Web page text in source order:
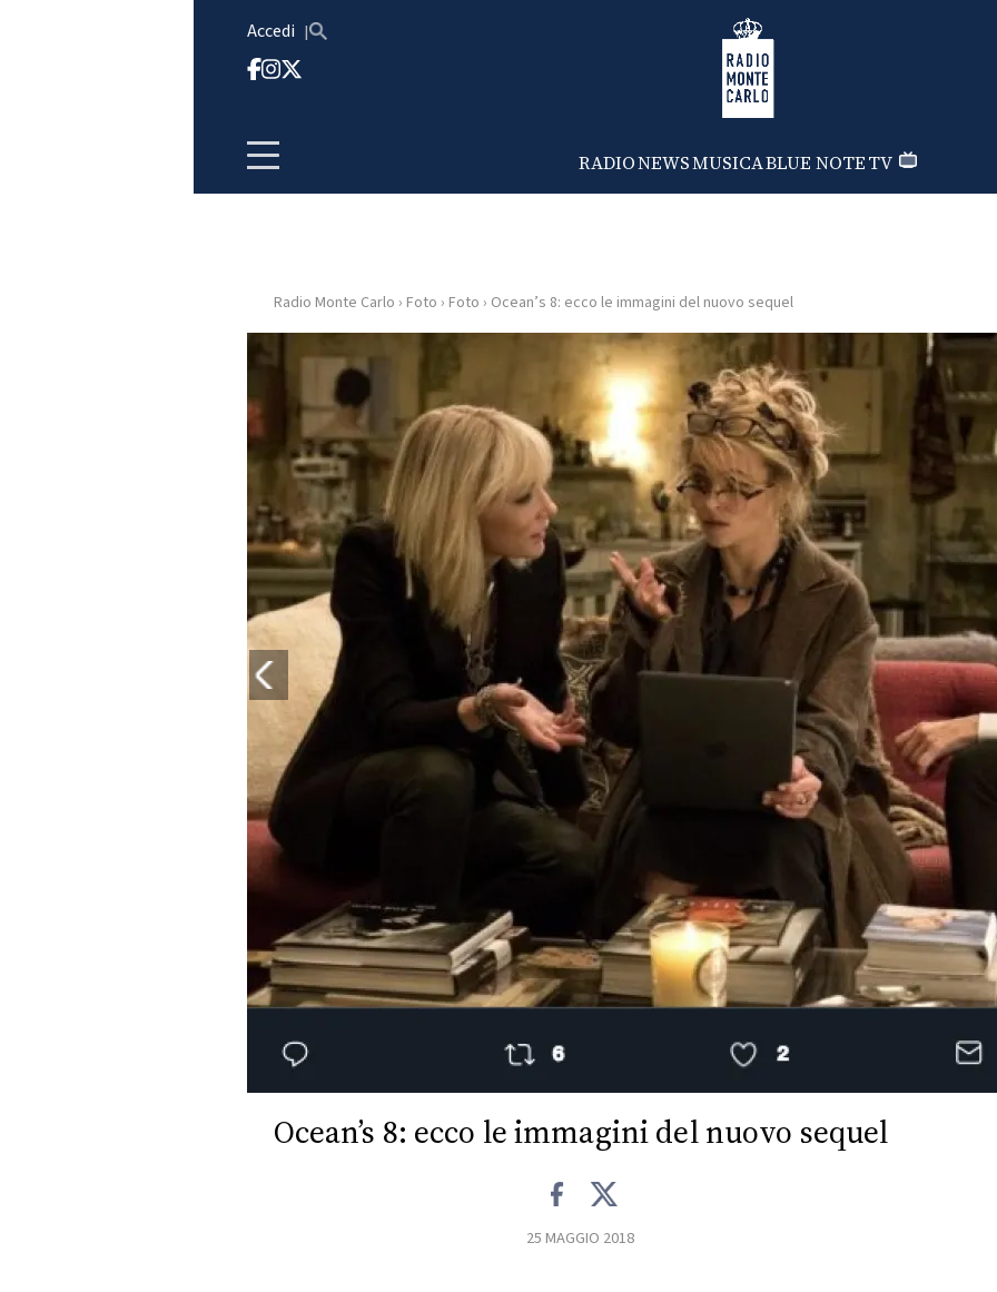
Accedi Radio Monte Carlo
RADIONEWSMUSICABLUE NOTETV
HOME
WEB
RADIO
PLAYLIST
NEWS
FOTO
CONCORSI
EVENTI
VIDEO
PRINCIPATO
DI
MONACO
RMC
CONSIGLIA
Radio Monte Carlo › Foto › Foto › Ocean’s 8: ecco le immagini del nuovo sequel
Ocean’s 8: ecco le immagini del nuovo sequel
25 MAGGIO 2018